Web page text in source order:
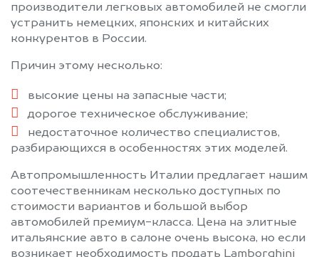
производители легковых автомобилей не смогли
устранить немецких, японских и китайских
конкурентов в России.
Причин этому несколько:
высокие цены на запасные части;
дорогое техническое обслуживание;
недостаточное количество специалистов,
разбирающихся в особенностях этих моделей.
Автопромышленность Италии предлагает нашим
соотечественникам несколько доступных по
стоимости вариантов и большой выбор
автомобилей премиум-класса. Цена на элитные
итальянские авто в салоне очень высока, но если
возникает необходимость продать Lamborghini